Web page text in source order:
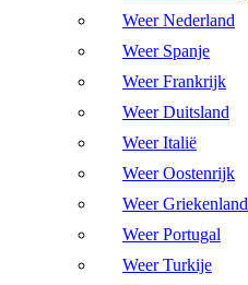
Weer Nederland
Weer Spanje
Weer Frankrijk
Weer Duitsland
Weer Italië
Weer Oostenrijk
Weer Griekenland
Weer Portugal
Weer Turkije